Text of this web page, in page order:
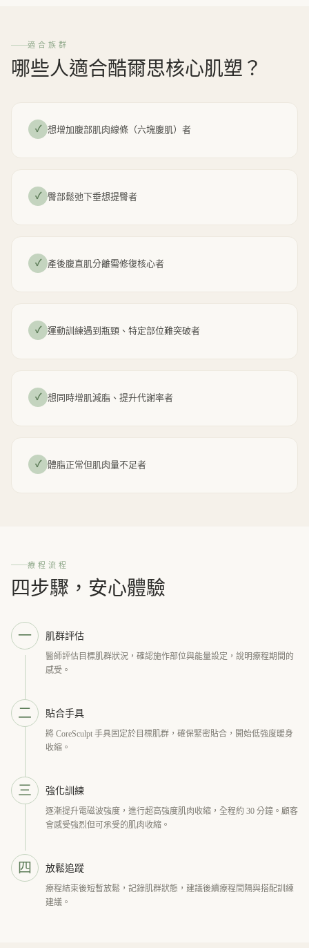
適合族群
哪些人適合酷爾思核心肌塑？
✓ 想增加腹部肌肉線條（六塊腹肌）者
✓ 臀部鬆弛下垂想提臀者
✓ 產後腹直肌分離需修復核心者
✓ 運動訓練遇到瓶頸、特定部位難突破者
✓ 想同時增肌減脂、提升代謝率者
✓ 體脂正常但肌肉量不足者
療程流程
四步驟，安心體驗
一 肌群評估
醫師評估目標肌群狀況，確認施作部位與能量設定，說明療程期間的
感受。
二 貼合手具
將 CoreSculpt 手具固定於目標肌群，確保緊密貼合，開始低強度暖身
收縮。
三 強化訓練
逐漸提升電磁波強度，進行超高強度肌肉收縮，全程約 30 分鐘。顧客
會感受強烈但可承受的肌肉收縮。
四 放鬆追蹤
療程結束後短暫放鬆，記錄肌群狀態，建議後續療程間隔與搭配訓練
建議。